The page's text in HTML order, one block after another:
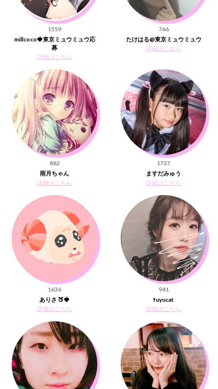
1559
millcoco🍓東京ミュウミュウ応
募
詳細はこちら
766
たけはる@東京ミュウミュウ
詳細はこちら
882
雨月ちゃん
詳細はこちら
1737
ますだみゅう
詳細はこちら
1636
ありさ 🍑🍓
詳細はこちら
941
fuyucat
詳細はこちら